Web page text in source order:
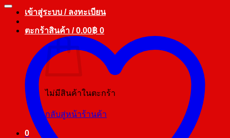
เข้าสู่ระบบ / ลงทะเบียน
ตะกร้าสินค้า /0.00฿ 0
ไม่มีสินค้าในตะกร้า
กลับสู่หน้าร้านค้า
0